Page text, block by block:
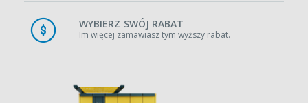
WYBIERZ SWÓJ RABAT
Im więcej zamawiasz tym wyższy rabat.